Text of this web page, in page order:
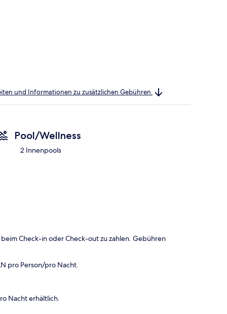
und Informationen zu zusätzlichen Gebühren.
Pool/Wellness
2 Innenpools
Check-in oder Check-out zu zahlen. Gebühren
pro Person/pro Nacht.
Nacht erhältlich.